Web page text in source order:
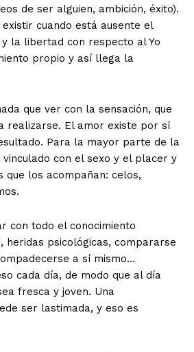
de ser alguien, ambición, éxito).
cuando está ausente el
y la libertad con respecto al Yo
propio y así llega la
que ver con la sensación, que
realizarse. El amor existe por sí
Para la mayor parte de la
con el sexo y el placer y
los acompañan: celos,
con todo el conocimiento
heridas psicológicas, compararse
a sí mismo…
cada día, de modo que al día
fresca y joven. Una
ser lastimada, y eso es